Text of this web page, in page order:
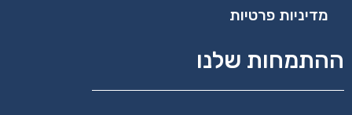
מדיניות פרטיות
ההתמחות שלנו